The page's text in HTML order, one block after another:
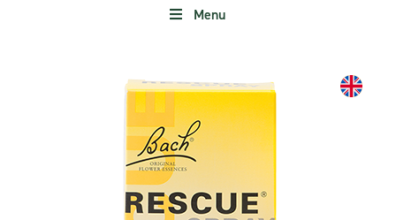
Menu